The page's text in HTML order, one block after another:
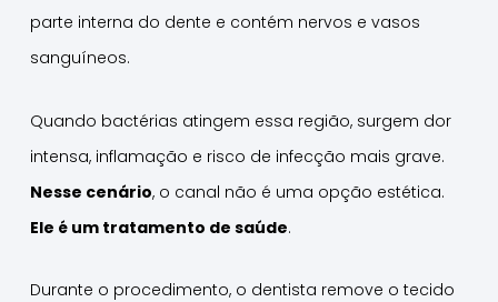
parte interna do dente e contém nervos e vasos
sanguíneos.
Quando bactérias atingem essa região, surgem dor
intensa, inflamação e risco de infecção mais grave.
Nesse cenário, o canal não é uma opção estética.
Ele é um tratamento de saúde.
Durante o procedimento, o dentista remove o tecido